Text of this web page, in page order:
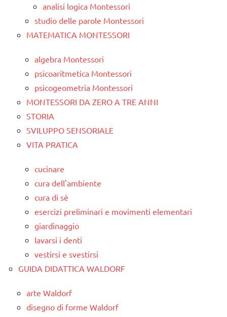
analisi logica Montessori
studio delle parole Montessori
MATEMATICA MONTESSORI
algebra Montessori
psicoaritmetica Montessori
psicogeometria Montessori
MONTESSORI DA ZERO A TRE ANNI
STORIA
SVILUPPO SENSORIALE
VITA PRATICA
cucinare
cura dell'ambiente
cura di sè
esercizi preliminari e movimenti elementari
giardinaggio
lavarsi i denti
vestirsi e svestirsi
GUIDA DIDATTICA WALDORF
arte Waldorf
disegno di forme Waldorf